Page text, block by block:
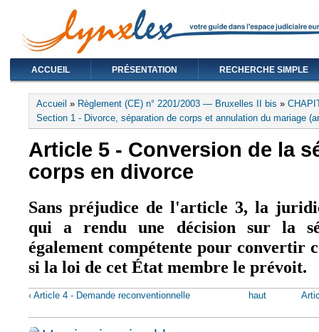
ACCUEIL PRÉSENTATION RECHERCHE SIMPLE
Vous êtes ici
Accueil » Règlement (CE) n° 2201/2003 — Bruxelles II bis »
Section 1 - Divorce, séparation de corps et annulation du mariage
Article 5 - Conversion de la
corps en divorce
Sans préjudice de l'article 3, la
qui a rendu une décision sur la
également compétente pour convertir
si la loi de cet État membre le prévoit.
‹ Article 4 - Demande reconventionnelle haut